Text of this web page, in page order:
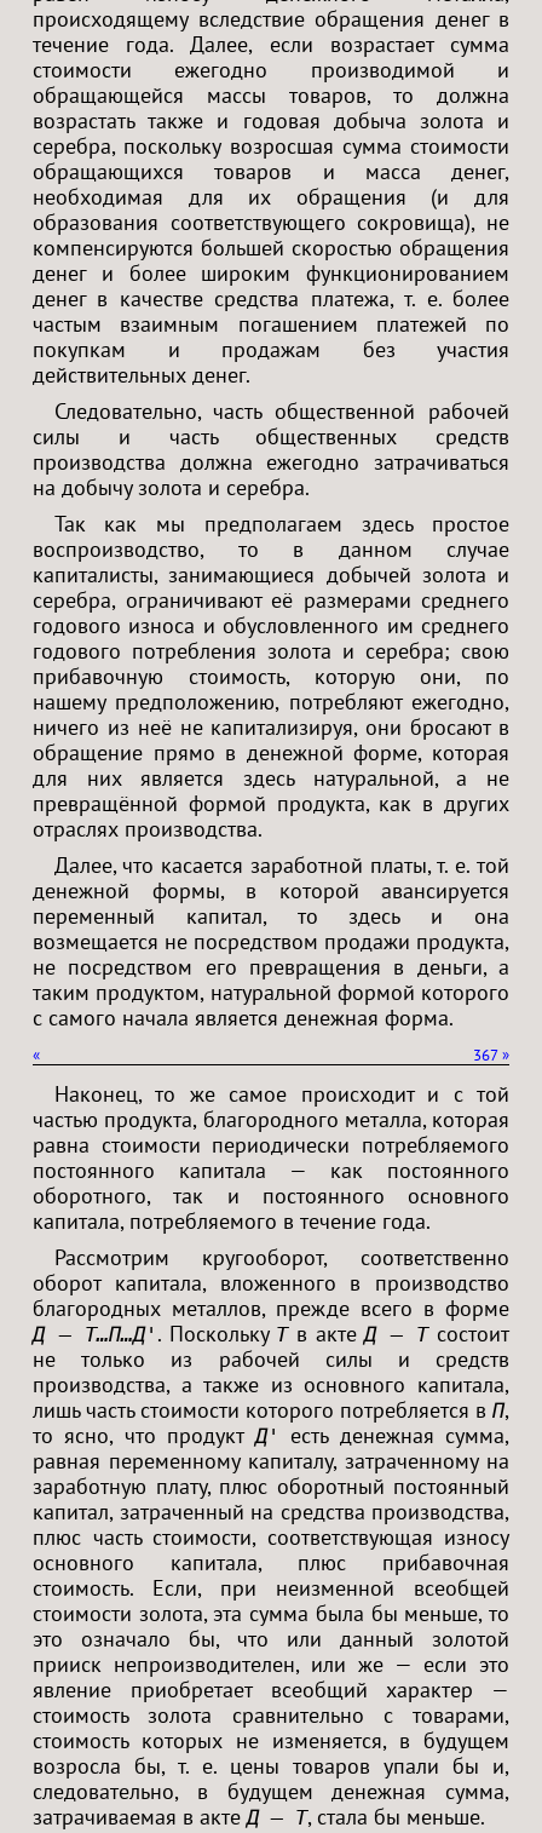
происходящему вследствие обращения денег в
течение года. Далее, если возрастает сумма
стоимости ежегодно производимой и
обращающейся массы товаров, то должна
возрастать также и годовая добыча золота и
серебра, поскольку возросшая сумма стоимости
обращающихся товаров и масса денег,
необходимая для их обращения (и для
образования соответствующего сокровища), не
компенсируются большей скоростью обращения
денег и более широким функционированием
денег в качестве средства платежа, т. е. более
частым взаимным погашением платежей по
покупкам и продажам без участия
действительных денег.
Следовательно, часть общественной рабочей
силы и часть общественных средств
производства должна ежегодно затрачиваться
на добычу золота и серебра.
Так как мы предполагаем здесь простое
воспроизводство, то в данном случае
капиталисты, занимающиеся добычей золота и
серебра, ограничивают её размерами среднего
годового износа и обусловленного им среднего
годового потребления золота и серебра; свою
прибавочную стоимость, которую они, по
нашему предположению, потребляют ежегодно,
ничего из неё не капитализируя, они бросают в
обращение прямо в денежной форме, которая
для них является здесь натуральной, а не
превращённой формой продукта, как в других
отраслях производства.
Далее, что касается заработной платы, т. е. той
денежной формы, в которой авансируется
переменный капитал, то здесь и она
возмещается не посредством продажи продукта,
не посредством его превращения в деньги, а
таким продуктом, натуральной формой которого
с самого начала является денежная форма.
« »
367
Наконец, то же самое происходит и с той
частью продукта, благородного металла, которая
равна стоимости периодически потребляемого
постоянного капитала — как постоянного
оборотного, так и постоянного основного
капитала, потребляемого в течение года.
Рассмотрим кругооборот, соответственно
оборот капитала, вложенного в производство
благородных металлов, прежде всего в форме
Д — Т…П…Д' . Поскольку Тв актеД — Тсостоит
не только из рабочей силы и средств
производства, а также из основного капитала,
лишь часть стоимости которого потребляется в П,
то ясно, что продуктД'
есть денежная сумма,
равная переменному капиталу, затраченному на
заработную плату, плюс оборотный постоянный
капитал, затраченный на средства производства,
плюс часть стоимости, соответствующая износу
основного капитала, плюс прибавочная
стоимость. Если, при неизменной всеобщей
стоимости золота, эта сумма была бы меньше, то
это означало бы, что или данный золотой
прииск непроизводителен, или же — если это
явление приобретает всеобщий характер —
стоимость золота сравнительно с товарами,
стоимость которых не изменяется, в будущем
возросла бы, т. е. цены товаров упали бы и,
следовательно, в будущем денежная сумма,
затрачиваемая в актеД — Т, стала бы меньше.